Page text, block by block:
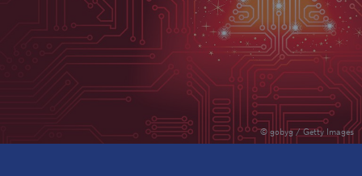
© gobyg / Getty Images
Tech Trend Radar 2026
Our expert perspective for insurance